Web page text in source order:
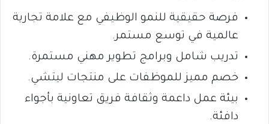
فرصة حقيقية للنمو الوظيفي مع علامة تجارية
عالمية في توسع مستمر.
تدريب شامل وبرامج تطوير مهني مستمرة.
خصم مميز للموظفات على منتجات ليتشي.
بيئة عمل داعمة وثقافة فريق تعاونية بأجواء
دافئة.